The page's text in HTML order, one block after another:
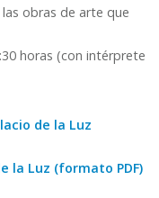
obras de arte que
horas (con intérprete
de la Luz
la Luz (formato PDF)